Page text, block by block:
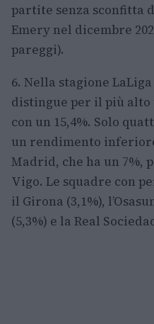
partite senza sconfitta
Emery nel dicembre
pareggi).
6. Nella stagione
distingue per il più alto
con un 15,4%. Solo
un rendimento
Madrid, che ha un 7%,
Vigo. Le squadre con
il Girona (3,1%),
(5,3%) e la Real